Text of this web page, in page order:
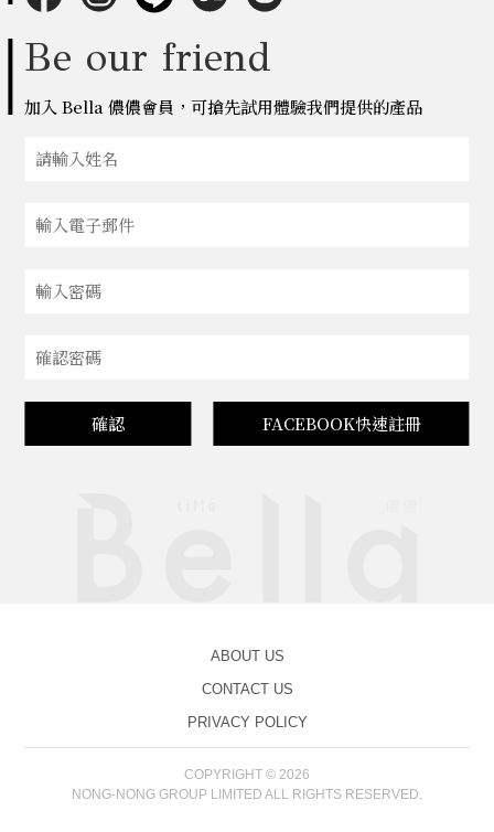
Be our friend
加入 Bella 儂儂會員，可搶先試用體驗我們提供的產品
確認 FACEBOOK快速註冊
ABOUT US
CONTACT US
PRIVACY POLICY
COPYRIGHT © 2026
NONG-NONG GROUP LIMITED ALL RIGHTS RESERVED.